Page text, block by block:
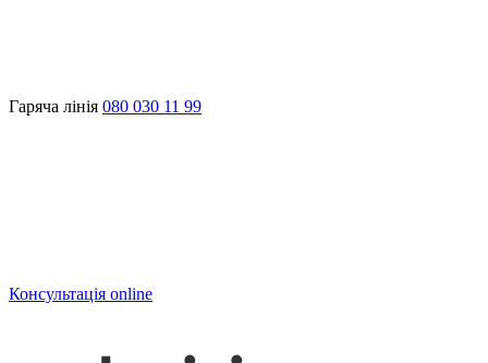
Гаряча лінія 080 030 11 99
Консультація online